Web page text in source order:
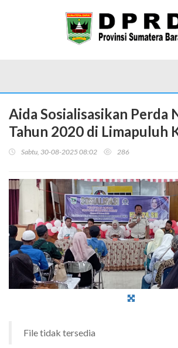
Aida Sosialisasikan Perda
Tahun 2020 di Limapuluh
Sabtu, 30-08-2025 08:02 286
File tidak tersedia